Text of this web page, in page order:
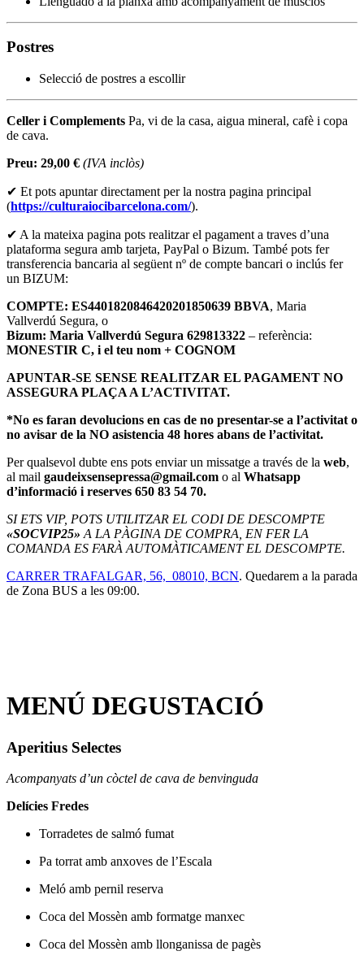
Postres
Selecció de postres a escollir
Celler i Complements Pa, vi de la casa, aigua mineral, cafè i copa
de cava.
Preu: 29,00 € (IVA inclòs)
✔ Et pots apuntar directament per la nostra pagina principal
(https://culturaiocibarcelona.com/).
✔ A la mateixa pagina pots realitzar el pagament a traves d’una
plataforma segura amb tarjeta, PayPal o Bizum. També pots fer
transferencia bancaria al següent nº de compte bancari o inclús fer
un BIZUM:
COMPTE: ES4401820846420201850639 BBVA, Maria
Vallverdú Segura, o
Bizum: Maria Vallverdú Segura 629813322 – referència:
MONESTIR C, i el teu nom + COGNOM
APUNTAR-SE SENSE REALITZAR EL PAGAMENT NO
ASSEGURA PLAÇA A L’ACTIVITAT.
*No es faran devolucions en cas de no presentar-se a l’activitat o
no avisar de la NO asistencia 48 hores abans de l’activitat.
Per qualsevol dubte ens pots enviar un missatge a través de la web,
al mail gaudeixsensepressa@gmail.com o al Whatsapp
d’informació i reserves 650 83 54 70.
SI ETS VIP, POTS UTILITZAR EL CODI DE DESCOMPTE
«SOCVIP25» A LA PÀGINA DE COMPRA, EN FER LA
COMANDA ES FARÀ AUTOMÀTICAMENT EL DESCOMPTE.
CARRER TRAFALGAR, 56, 08010, BCN. Quedarem a la parada
de Zona BUS a les 09:00.
MENÚ DEGUSTACIÓ
Aperitius Selectes
Acompanyats d’un còctel de cava de benvinguda
Delícies Fredes
Torradetes de salmó fumat
Pa torrat amb anxoves de l’Escala
Meló amb pernil reserva
Coca del Mossèn amb formatge manxec
Coca del Mossèn amb llonganissa de pagès